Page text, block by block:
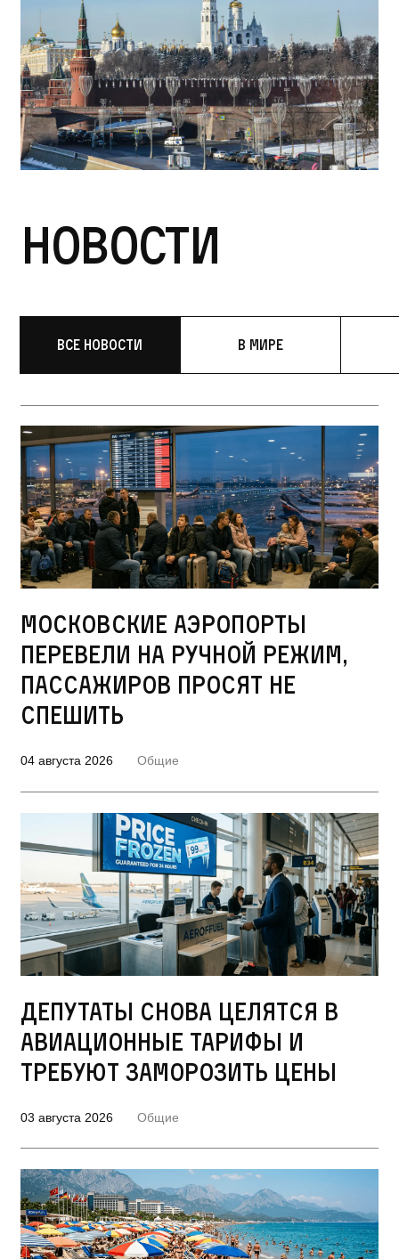
Новости
Все новости В мире
Московские аэропорты
перевели на ручной режим,
пассажиров просят не
спешить
04 августа 2026 Общие
Депутаты снова целятся в
авиационные тарифы и
требуют заморозить цены
03 августа 2026 Общие